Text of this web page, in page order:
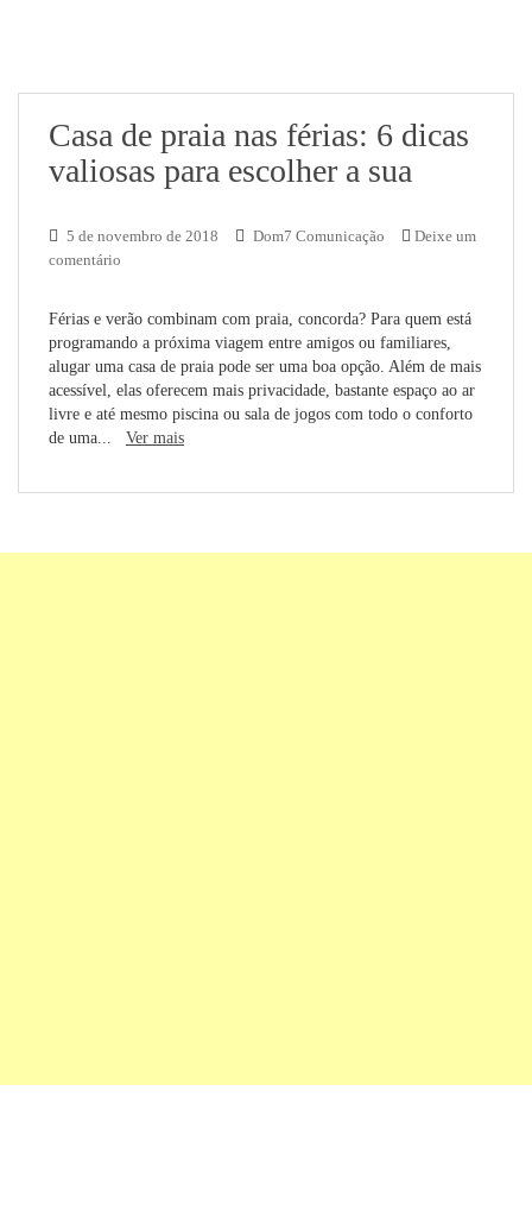
Casa de praia nas férias: 6 dicas
valiosas para escolher a sua
5 de novembro de 2018 Dom7 Comunicação
Deixe um
comentário
Férias e verão combinam com praia, concorda? Para quem está
programando a próxima viagem entre amigos ou familiares,
alugar uma casa de praia pode ser uma boa opção. Além de mais
acessível, elas oferecem mais privacidade, bastante espaço ao ar
livre e até mesmo piscina ou sala de jogos com todo o conforto
de uma... Ver mais